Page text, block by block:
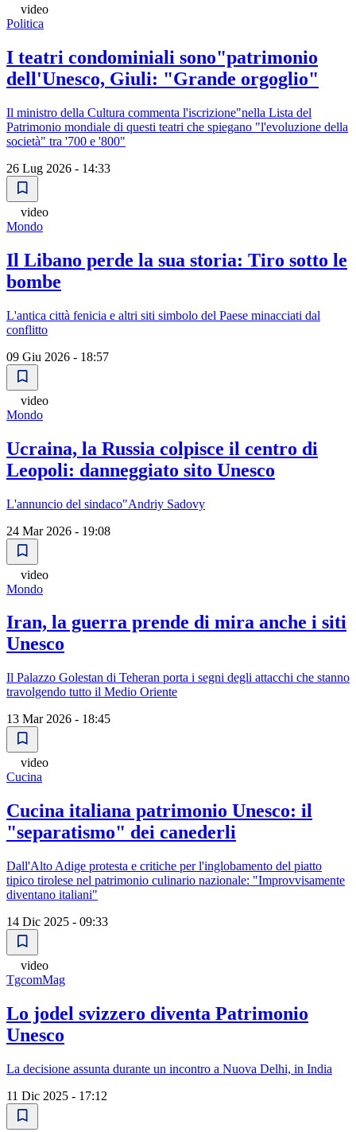
video
Politica
I teatri condominiali sono"patrimonio
dell'Unesco, Giuli: "Grande orgoglio"
Il ministro della Cultura commenta l'iscrizione"nella Lista del
Patrimonio mondiale di questi teatri che spiegano "l'evoluzione della
società" tra '700 e '800"
26 Lug 2026 - 14:33
video
Mondo
Il Libano perde la sua storia: Tiro sotto le
bombe
L'antica città fenicia e altri siti simbolo del Paese minacciati dal
conflitto
09 Giu 2026 - 18:57
video
Mondo
Ucraina, la Russia colpisce il centro di
Leopoli: danneggiato sito Unesco
L'annuncio del sindaco"Andriy Sadovy
24 Mar 2026 - 19:08
video
Mondo
Iran, la guerra prende di mira anche i siti
Unesco
Il Palazzo Golestan di Teheran porta i segni degli attacchi che stanno
travolgendo tutto il Medio Oriente
13 Mar 2026 - 18:45
video
Cucina
Cucina italiana patrimonio Unesco: il
"separatismo" dei canederli
Dall'Alto Adige protesta e critiche per l'inglobamento del piatto
tipico tirolese nel patrimonio culinario nazionale: "Improvvisamente
diventano italiani"
14 Dic 2025 - 09:33
video
TgcomMag
Lo jodel svizzero diventa Patrimonio
Unesco
La decisione assunta durante un incontro a Nuova Delhi, in India
11 Dic 2025 - 17:12